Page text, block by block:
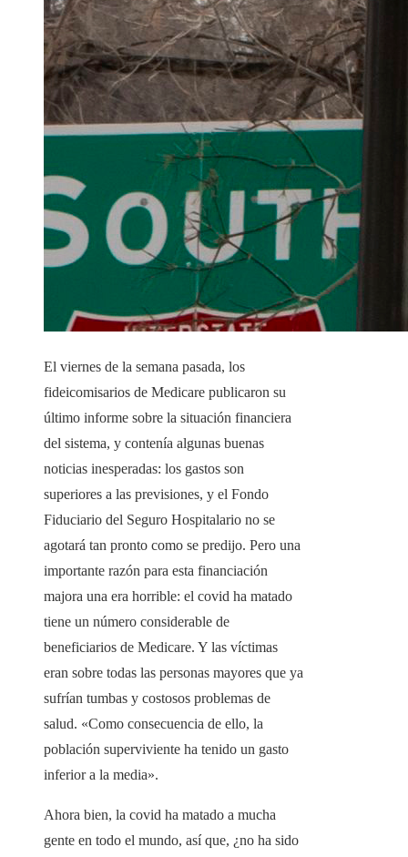
El viernes de la semana pasada, los
fideicomisarios de Medicare publicaron su
último informe sobre la situación financiera
del sistema, y ​​contenía algunas buenas
noticias inesperadas: los gastos son
superiores a las previsiones, y el Fondo
Fiduciario del Seguro Hospitalario no se
agotará tan pronto como se predijo. Pero una
importante razón para esta financiación
majora una era horrible: el covid ha matado
tiene un número considerable de
beneficiarios de Medicare. Y las víctimas
eran sobre todas las personas mayores que ya
sufrían tumbas y costosos problemas de
salud. «Como consecuencia de ello, la
población superviviente ha tenido un gasto
inferior a la media».
Ahora bien, la covid ha matado a mucha
gente en todo el mundo, así que, ¿no ha sido